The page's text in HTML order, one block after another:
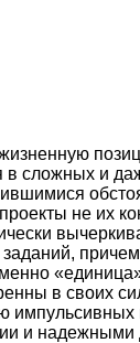
в сложных и
не их
в своих
и надежными